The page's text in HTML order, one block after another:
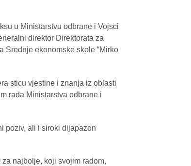
u Ministarstvu odbrane i Vojsci
direktor Direktorata za
Srednje ekonomske skole “Mirko
sticu vjestine i znanja iz oblasti
rada Ministarstva odbrane i
poziv, ali i siroki dijapazon
za najbolje, koji svojim radom,